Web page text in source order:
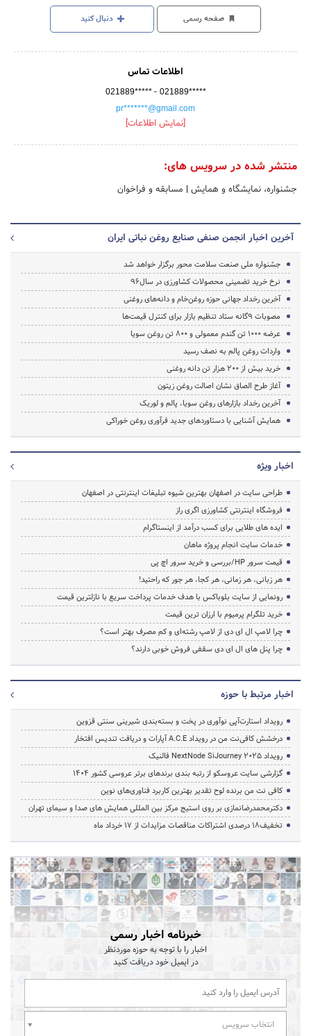
صفحه رسمی دنبال کنید
اطلاعات تماس
021889***** - 021889*****
pr*******@gmail.com
[نمایش اطلاعات]
منتشر شده در سرویس های:
جشنواره، نمایشگاه و همایش | مسابقه و فراخوان
آخرین اخبار انجمن صنفی صنایع روغن نباتی ایران
جشنواره ملی صنعت سلامت محور برگزار خواهد شد
نرخ خرید تضمینی محصولات کشاورزی در سال۹۶
آخرین رخداد جهانی حوزه روغن‌خام و دانه‌های روغنی
مصوبات ۹گانه ستاد تنظیم بازار برای کنترل قیمت‌ها
عرضه ۱۰۰۰ تن گندم معمولی و ۸۰۰ تن روغن سویا
واردات روغن پالم به نصف رسید
خرید بیش از ۲۰۰ هزار تن دانه روغنی
آغاز طرح الصاق نشان اصالت روغن زیتون
آخرین رخداد بازارهای روغن سویا، پالم و لوریک
همایش آشنایی با دستاوردهای جدید فرآوری روغن خوراکی
اخبار ویژه
طراحی سایت در اصفهان بهترین شیوه تبلیغات اینترنتی در اصفهان
فروشگاه اینترنتی کشاورزی اگری راز
ایده های طلایی برای کسب درآمد از اینستاگرام
خدمات سایت انجام پروژه ماهان
قیمت سرور HP/بررسی و خرید سرور اچ پی
هر زبانی، هر زمانی، هر کجا، هر جور که راحتید!
رونمایی از سایت بلوباکس با هدف خدمات پرداخت سریع با نازلترین قیمت
خرید تلگرام پرمیوم با ارزان ترین قیمت
چرا لامپ ال ای دی از لامپ رشته‌ای و کم مصرف بهتر است؟
چرا پنل های ال ای دی سقفی فروش خوبی دارند؟
اخبار مرتبط با حوزه
رویداد استارت‌آپی نوآوری در پخت و بسته‌بندی شیرینی سنتی قزوین
درخشش کافی‌نت من در رویداد A.C.E آپارات و دریافت تندیس افتخار
رویداد NextNode SiJourney 2025 فالنیک
گزارشی سایت عروسکو از رتبه بندی برندهای برتر عروسی کشور 1404
کافی نت من برنده لوح تقدیر بهترین کاربرد فناوری‌های نوین
دکترمحمدرضانمازی بر روی استیج مرکز بین المللی همایش های صدا و سیمای تهران
تخفیف‌18 درصدی اشتراکات مناقصات مزایدات از 17 خرداد ماه
خبرنامه اخبار رسمی
اخبار را با توجه به حوزه موردنظر
در ایمیل خود دریافت کنید
انتخاب سرویس